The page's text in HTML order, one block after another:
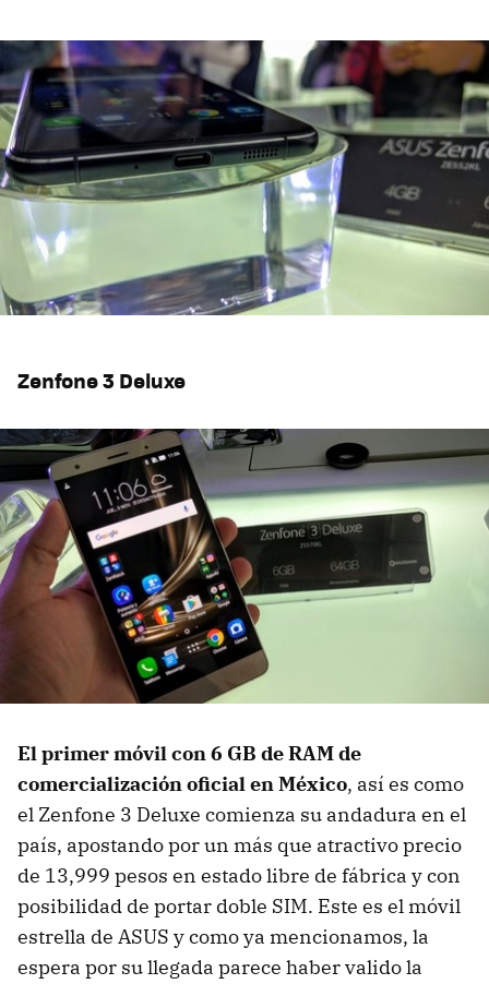
Zenfone 3 Deluxe
El primer móvil con 6 GB de RAM de
comercialización oficial en México, así es como
el Zenfone 3 Deluxe comienza su andadura en el
país, apostando por un más que atractivo precio
de 13,999 pesos en estado libre de fábrica y con
posibilidad de portar doble SIM. Este es el móvil
estrella de ASUS y como ya mencionamos, la
espera por su llegada parece haber valido la